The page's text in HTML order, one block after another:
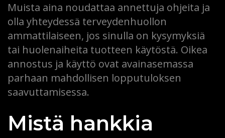
Muista aina noudattaa annettuja ohjeita ja
olla yhteydessä terveydenhuollon
ammattilaiseen, jos sinulla on kysymyksiä
tai huolenaiheita tuotteen käytöstä. Oikea
annostus ja käyttö ovat avainasemassa
parhaan mahdollisen lopputuloksen
saavuttamisessa.
Mistä hankkia